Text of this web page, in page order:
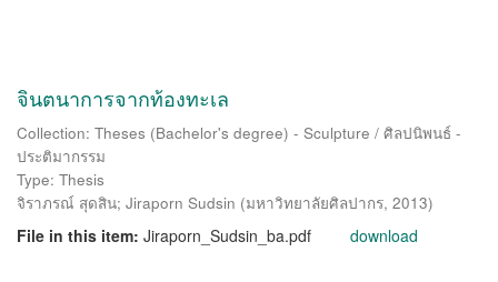
จินตนาการจากท้องทะเล
Collection: Theses (Bachelor's degree) - Sculpture / ศิลปนิพนธ์ -
ประติมากรรม
Type: Thesis
จิราภรณ์ สุดสิน; Jiraporn Sudsin (มหาวิทยาลัยศิลปากร, 2013)
File in this item: Jiraporn_Sudsin_ba.pdf download